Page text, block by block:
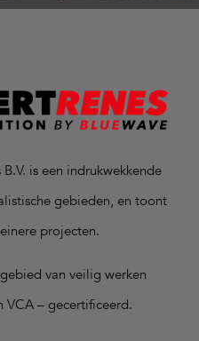
is een indrukwekkende
gebieden, en toont
projecten.
van veilig werken
VCA – gecertificeerd.